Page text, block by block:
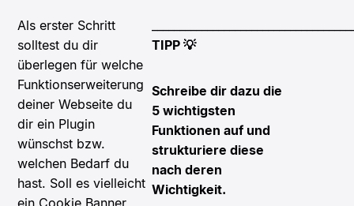
Als erster Schritt
solltest du dir
überlegen für welche
Funktionserweiterung
deiner Webseite du
dir ein Plugin
wünschst bzw.
welchen Bedarf du
hast. Soll es vielleicht
ein Cookie Banner
TIPP 💡
Schreibe dir dazu die
5 wichtigsten
Funktionen auf und
strukturiere diese
nach deren
Wichtigkeit.